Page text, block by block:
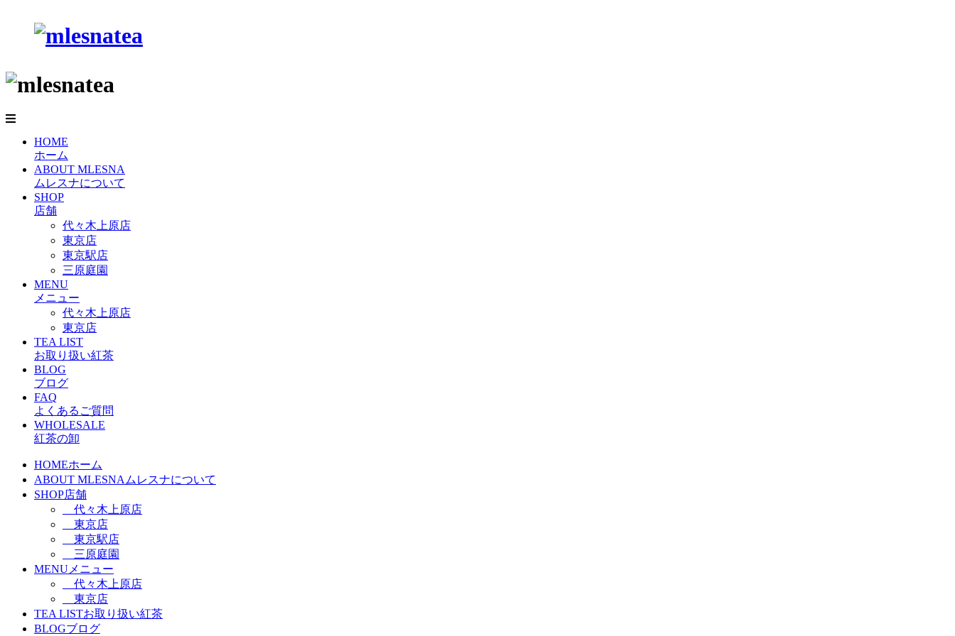
HOME
ホーム
ABOUT MLESNA
ムレスナについて
SHOP
店舗
代々木上原店
東京店
東京駅店
三原庭園
MENU
メニュー
代々木上原店
東京店
TEA LIST
お取り扱い紅茶
BLOG
ブログ
FAQ
よくあるご質問
WHOLESALE
紅茶の卸
HOMEホーム
ABOUT MLESNAムレスナについて
SHOP店舗
代々木上原店
東京店
東京駅店
三原庭園
MENUメニュー
代々木上原店
東京店
TEA LISTお取り扱い紅茶
BLOGブログ